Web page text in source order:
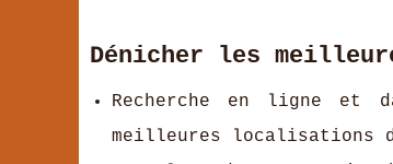
Dénicher les
Recherche en ligne et
meilleures localisations